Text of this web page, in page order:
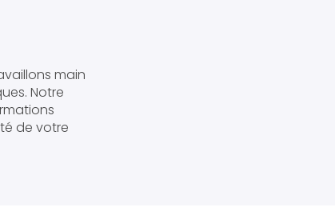
main
Notre
de votre